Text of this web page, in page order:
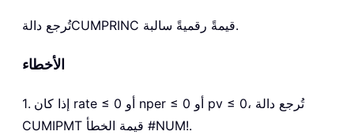
تُرجع دالةCUMPRINC قيمةً رقميةً سالبة.
الأخطاء
1. إذا كان rate ≤ 0 أو nper ≤ 0 أو pv ≤ 0، تُرجع دالة
CUMIPMT قيمة الخطأ #NUM!.